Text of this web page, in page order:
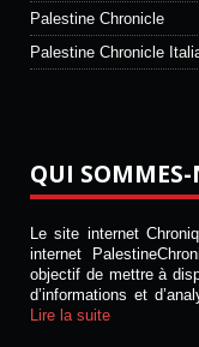
Palestine Chronicle
Palestine Chronicle
QUI SOMMES-
Le site internet
internet
objectif de mettre à
d’informations et
Lire la suite